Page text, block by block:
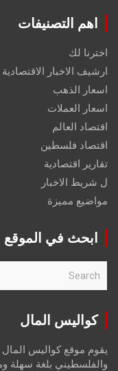
اهم التصنيفات
اخترنا لك
ارشيف الاخبار الاقتصادية
اسعار الذهب
اسعار العملات
اقتصاد العالم
اقتصاد فلسطين
تقارير اقتصادية
ل شريط الاخبار
مواضيع مميزة
ابحث في الموقع
r
كواليس المال
يقوم موقع كواليس المال
والفلسطيني بلغة سهلة